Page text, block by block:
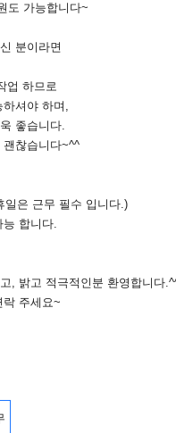
도 가능합니다~
분이라면
업 하므로
셔야 하며,
좋습니다.
찮습니다~^^
일은 근무 필수 입니다.)
합니다.
, 밝고 적극적인분 환영합니다
락 주세요~